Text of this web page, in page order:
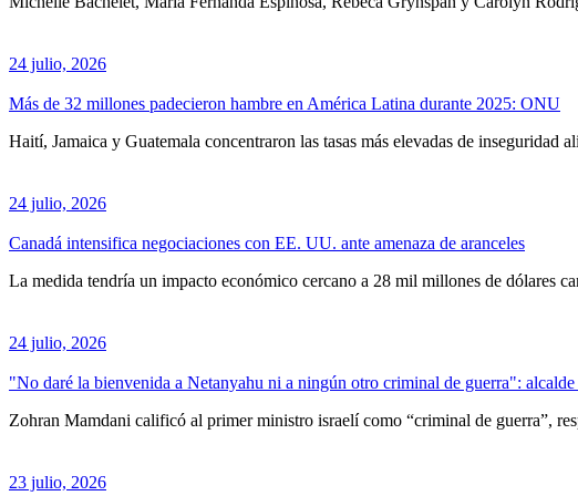
24 julio, 2026
Más de 32 millones padecieron hambre en América Latina durante 2025: ONU
Haití, Jamaica y Guatemala concentraron las tasas más elevadas de inseguridad
24 julio, 2026
Canadá intensifica negociaciones con EE. UU. ante amenaza de aranceles
La medida tendría un impacto económico cercano a 28 mil millones de dólares
24 julio, 2026
"No daré la bienvenida a Netanyahu ni a ningún otro criminal de guerra":
Zohran Mamdani calificó al primer ministro israelí como “criminal de guerra”,
23 julio, 2026